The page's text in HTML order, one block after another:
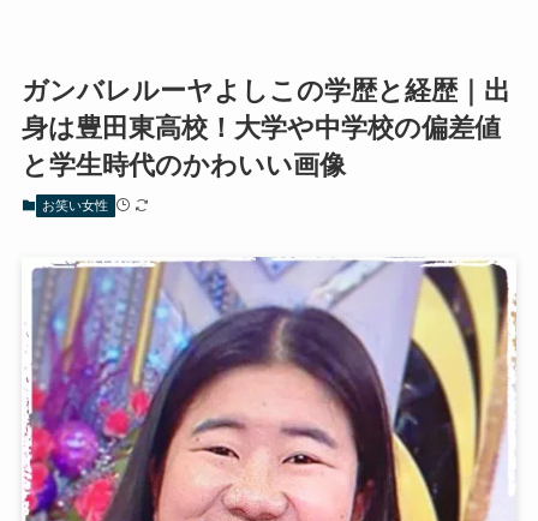
ガンバレルーヤよしこの学歴と経歴｜出
身は豊田東高校！大学や中学校の偏差値
と学生時代のかわいい画像
お笑い女性